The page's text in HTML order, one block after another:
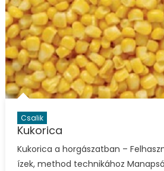
Csalik
Kukorica
Kukorica a horgászatban –
ízek, method technikához